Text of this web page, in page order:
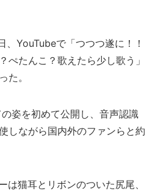
YouTubeで「つつつ遂に！！
ぺたんこ？歌えたら少し歌う」
た。
姿を初めて公開し、音声認識
しながら国内外のファンらと約
猫耳とリボンのついた尻尾、